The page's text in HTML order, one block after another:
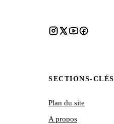
SECTIONS-CLÉS
Plan du site
A propos